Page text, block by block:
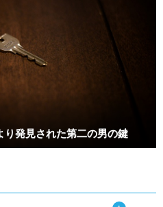
り発見された第二の男の鍵